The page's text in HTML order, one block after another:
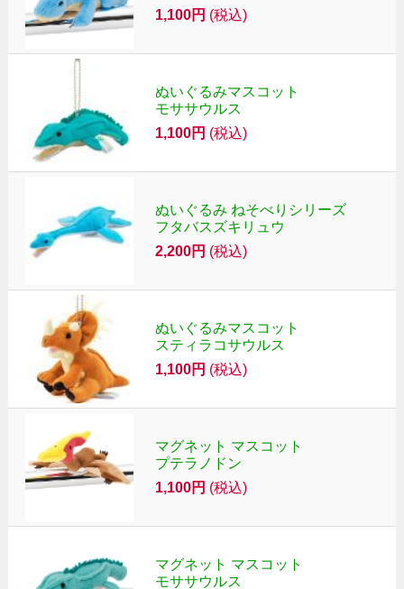
1,100円 (税込)
ぬいぐるみマスコット
モササウルス
1,100円 (税込)
ぬいぐるみ ねそべりシリーズ
フタバスズキリュウ
2,200円 (税込)
ぬいぐるみマスコット
スティラコサウルス
1,100円 (税込)
マグネット マスコット
プテラノドン
1,100円 (税込)
マグネット マスコット
モササウルス